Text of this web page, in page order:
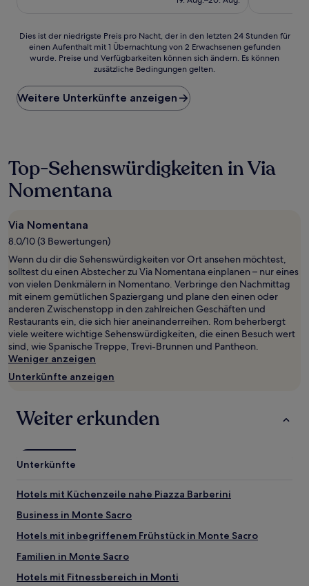
Dies
der
Preis
pro
Nacht,
letzten
24 Stunden
für
einen
mit
1 Übernachtung
von
2 Erwachsenen
gefunden
wurde.
Preise
und
Verfügbarkeiten
können
sich
ändern.
Es
können
Bedingungen
gelten.
Dies ist der niedrigste Preis pro Nacht, der in den letzten 24 Stunden für
einen Aufenthalt mit 1 Übernachtung von 2 Erwachsenen gefunden
wurde. Preise und Verfügbarkeiten können sich ändern. Es können
zusätzliche Bedingungen gelten.
Weitere Unterkünfte anzeigen
Top-Sehenswürdigkeiten in Via
Nomentana
Via Nomentana
8.0/10 (3 Bewertungen)
Wenn du dir die Sehenswürdigkeiten vor Ort ansehen möchtest,
solltest du einen Abstecher zu Via Nomentana einplanen – nur eines
von vielen Denkmälern in Nomentano. Verbringe den Nachmittag
mit einem gemütlichen Spaziergang und plane den einen oder
anderen Zwischenstopp in den zahlreichen Geschäften und
Restaurants ein, die sich hier aneinanderreihen. Rom beherbergt
viele weitere wichtige Sehenswürdigkeiten, die einen Besuch wert
sind, wie Spanische Treppe, Trevi-Brunnen und Pantheon.
Weniger anzeigen
Unterkünfte anzeigen
Weiter erkunden
Unterkünfte
Hotels mit Küchenzeile nahe Piazza Barberini
Business in Monte Sacro
Hotels mit inbegriffenem Frühstück in Monte Sacro
Familien in Monte Sacro
Hotels mit Fitnessbereich in Monti